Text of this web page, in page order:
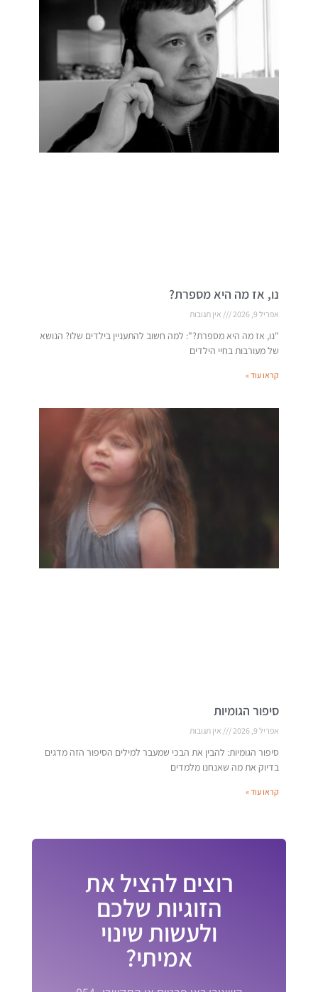
נו, אז מה היא מספרת?
אפריל 9, 2026 אין תגובות
"נו, אז מה היא מספרת?": למה חשוב להתעניין בילדים שלו? הנושא
של מעורבות בחיי הילדים
קראו עוד »
סיפור הגומיות
אפריל 9, 2026 אין תגובות
סיפור הגומיות: להבין את הבכי שמעבר למילים הסיפור הזה מדגים
בדיוק את מה שאנחנו מלמדים
קראו עוד »
רוצים להציל את
הזוגיות שלכם
ולעשות שינוי
אמיתי?